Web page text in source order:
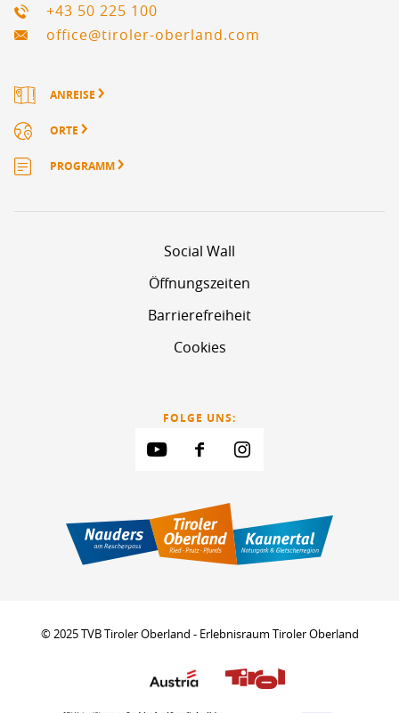
+43 50 225 100
office@tiroler-oberland.com
ANREISE
ORTE
PROGRAMM
Social Wall
Öffnungszeiten
Barrierefreiheit
Cookies
FOLGE UNS:
© 2025 TVB Tiroler Oberland - Erlebnisraum Tiroler Oberland